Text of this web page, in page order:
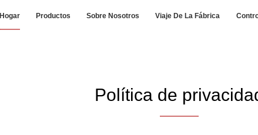
Hogar Productos Sobre Nosotros Viaje De La Fábrica
Política de